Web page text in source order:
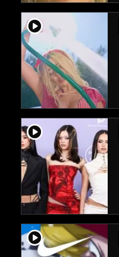
player2
player2
player2